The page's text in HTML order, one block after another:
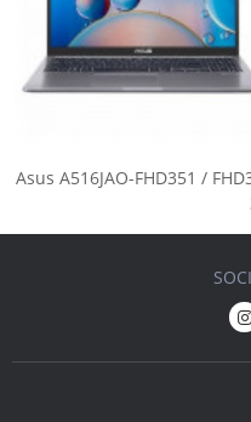
Asus A516JAO-FHD351 /